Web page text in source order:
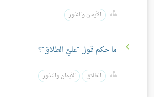
الأيمان والنذور
ما حكم قول "عليَّ الطلاق"؟
الطلاق الأيمان والنذور